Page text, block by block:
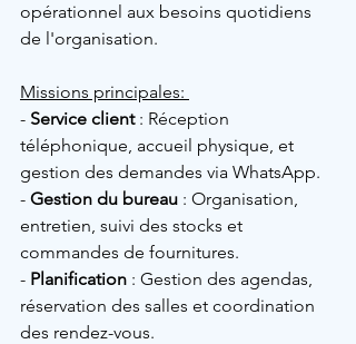
opérationnel aux besoins quotidiens
de l'organisation.
Missions principales:
- Service client : Réception
téléphonique, accueil physique, et
gestion des demandes via WhatsApp.
- Gestion du bureau : Organisation,
entretien, suivi des stocks et
commandes de fournitures.
- Planification : Gestion des agendas,
réservation des salles et coordination
des rendez-vous.